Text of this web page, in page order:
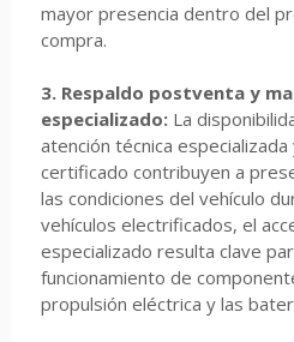
mayor presencia dentro del
compra.
3. Respaldo postventa y
especializado: La
atención técnica
certificado contribuyen a
las condiciones del vehículo
vehículos electrificados, el
especializado resulta clave
funcionamiento de
propulsión eléctrica y las